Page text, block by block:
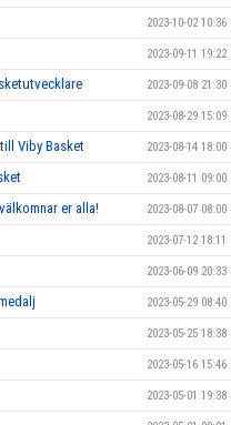
2023-10-02 10:36
2023-09-11 19:22
2023-09-08 21:30
2023-08-29 15:09
Viby Basket 2023-08-14 18:00
2023-08-11 09:00
er alla! 2023-08-07 08:00
2023-07-12 18:11
2023-06-09 20:33
2023-05-29 08:40
2023-05-25 18:38
2023-05-16 15:46
2023-05-01 19:38